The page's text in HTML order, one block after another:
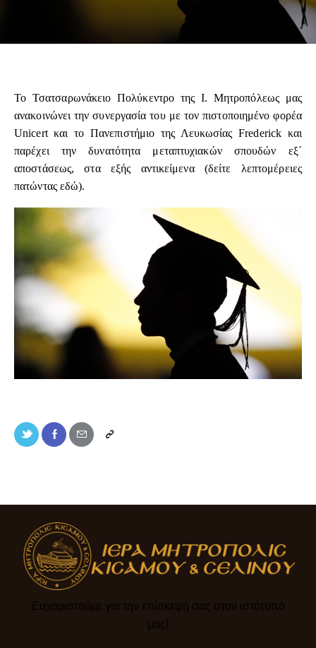
Το Τσατσαρωνάκειο Πολύκεντρο της Ι. Μητροπόλεως μας
ανακοινώνει την συνεργασία του με τον πιστοποιημένο φορέα
Unicert και το Πανεπιστήμιο της Λευκωσίας Frederick και
παρέχει την δυνατότητα μεταπτυχιακών σπουδών εξ΄
αποστάσεως, στα εξής αντικείμενα (δείτε λεπτομέρειες
πατώντας εδώ).
Ευχαριστούμε για την επίσκεψή σας στον ιστότοπό
μας!​